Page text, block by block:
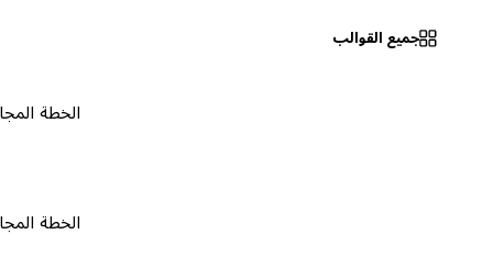
جميع القوالب
الخطة المجانية ٠
الخطة المجانية ٠